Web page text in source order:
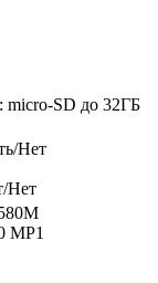
micro-SD до 32ГБ
Нет
Нет
MP1